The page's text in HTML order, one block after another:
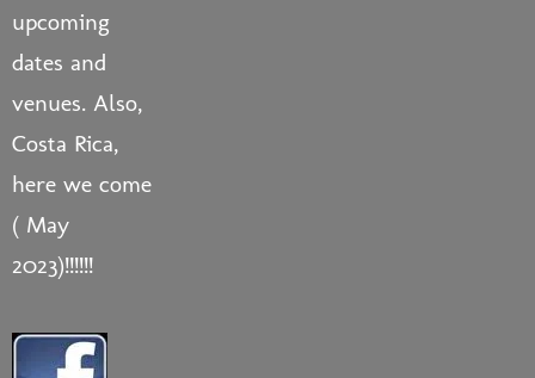
upcoming
dates and
venues. Also,
Costa Rica,
here we come
( May
2023)!!!!!!